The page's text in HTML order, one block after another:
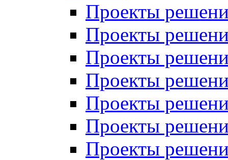
Проекты
Проекты
Проекты
Проекты
Проекты
Проекты
Проекты